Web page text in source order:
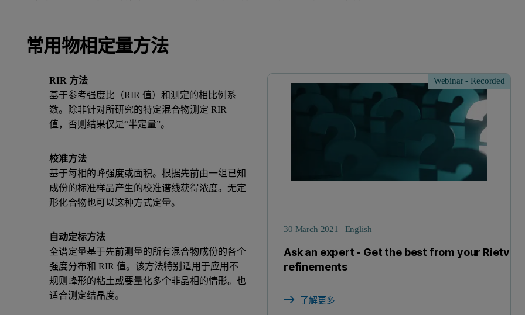
常用物相定量方法
Webinar - Recorded
30 March 2021 | English
Ask an expert - Get the best from your
refinements
了解更多
RIR 方法
基于参考强度比（RIR 值）和测定的相比例系
数。除非针对所研究的特定混合物测定 RIR
值，否则结果仅是“半定量”。
校准方法
基于每相的峰强度或面积。根据先前由一组已知
成份的标准样品产生的校准谱线获得浓度。无定
形化合物也可以这种方式定量。
自动定标方法
全谱定量基于先前测量的所有混合物成份的各个
强度分布和 RIR 值。该方法特别适用于应用不
规则峰形的粘土或要量化多个非晶相的情形。也
适合测定结晶度。